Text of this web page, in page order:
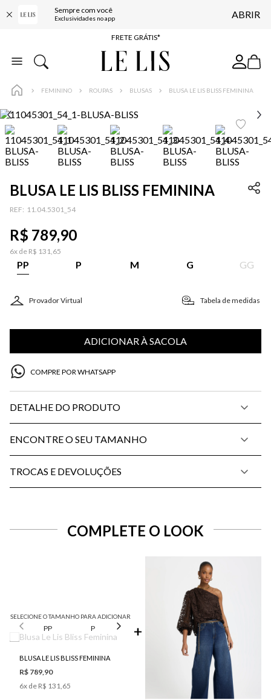
Sempre com você
Exclusividades no app ABRIR
FRETE GRÁTIS*
BAIXE O APP
10% OFF NA PRIMEIRA COMPRA*
FRETE GRÁTIS*
BAIXE O APP
10% OFF NA PRIMEIRA COMPRA*
FEMININO ROUPAS BLUSAS BLUSA LE LIS BLISS FEMININA
BLUSA LE LIS BLISS FEMININA
: 11.04.5301_54
R$ 789,90
6x de R$ 131,65
PP P M G GG
Provador Virtual Tabela de medidas
ADICIONAR À SACOLA
COMPRE POR WHATSAPP
DETALHE DO PRODUTO
ENCONTRE O SEU TAMANHO
TROCAS E DEVOLUÇÕES
COMPLETE O LOOK
SELECIONE O TAMANHO PARA ADICIONAR
PP P M G
BLUSA LE LIS BLISS FEMININA
R$ 789,90
6x de R$ 131,65